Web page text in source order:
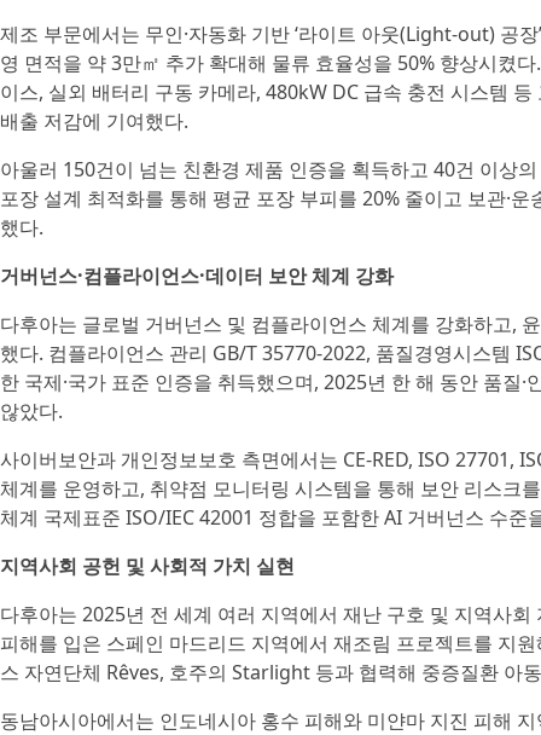
제조 부문에서는 무인·자동화 기반 ‘라이트 아웃(Light-out) 공
영 면적을 약 3만㎡ 추가 확대해 물류 효율성을 50% 향상시켰
이스, 실외 배터리 구동 카메라, 480kW DC 급속 충전 시스템
배출 저감에 기여했다.
아울러 150건이 넘는 친환경 제품 인증을 획득하고 40건 이상
포장 설계 최적화를 통해 평균 포장 부피를 20% 줄이고 보관·
했다.
거버넌스·컴플라이언스·데이터 보안 체계 강화
다후아는 글로벌 거버넌스 및 컴플라이언스 체계를 강화하고,
했다. 컴플라이언스 관리 GB/T 35770-2022, 품질경영시스템
한 국제·국가 표준 인증을 취득했으며, 2025년 한 해 동안 품질
않았다.
사이버보안과 개인정보보호 측면에서는 CE-RED, ISO 27701,
체계를 운영하고, 취약점 모니터링 시스템을 통해 보안 리스크
체계 국제표준 ISO/IEC 42001 정합을 포함한 AI 거버넌스 수준
지역사회 공헌 및 사회적 가치 실현
다후아는 2025년 전 세계 여러 지역에서 재난 구호 및 지역사
피해를 입은 스페인 마드리드 지역에서 재조림 프로젝트를 지
스 자연단체 Rêves, 호주의 Starlight 등과 협력해 중증질환 아
동남아시아에서는 인도네시아 홍수 피해와 미얀마 지진 피해